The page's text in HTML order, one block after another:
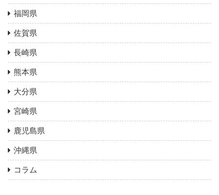
福岡県
佐賀県
長崎県
熊本県
大分県
宮崎県
鹿児島県
沖縄県
コラム